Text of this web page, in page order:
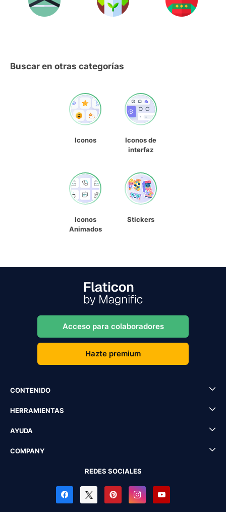
Buscar en otras categorías
Iconos
Iconos de
interfaz
Iconos
Animados
Stickers
Acceso para colaboradores
Hazte premium
CONTENIDO
HERRAMIENTAS
AYUDA
COMPANY
REDES SOCIALES